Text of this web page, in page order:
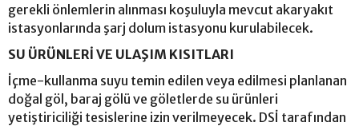
gerekli önlemlerin alınması koşuluyla mevcut akaryakıt
istasyonlarında şarj dolum istasyonu kurulabilecek.
SU ÜRÜNLERİ VE ULAŞIM KISITLARI
İçme-kullanma suyu temin edilen veya edilmesi planlanan
doğal göl, baraj gölü ve göletlerde su ürünleri
yetiştiriciliği tesislerine izin verilmeyecek. DSİ tarafından